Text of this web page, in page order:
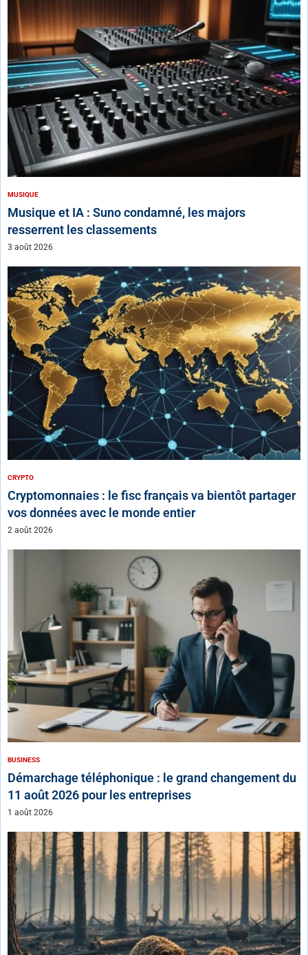
MUSIQUE
Musique et IA : Suno condamné, les majors
resserrent les classements
3 août 2026
CRYPTO
Cryptomonnaies : le fisc français va bientôt partager
vos données avec le monde entier
2 août 2026
BUSINESS
Démarchage téléphonique : le grand changement du
11 août 2026 pour les entreprises
1 août 2026